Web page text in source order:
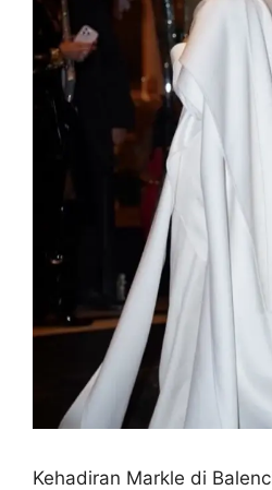
Kehadiran Markle di